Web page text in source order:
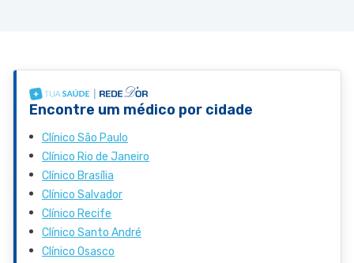
Encontre um médico por cidade
Clínico São Paulo
Clínico Rio de Janeiro
Clínico Brasília
Clínico Salvador
Clínico Recife
Clínico Santo André
Clínico Osasco